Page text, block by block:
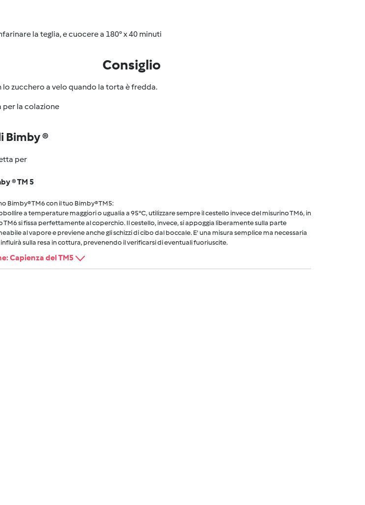
la teglia, e cuocere a 180° x 40 minuti
Consiglio
lo zucchero a velo quando la torta è fredda.
per la colazione
Bimby ®
per
® TM 5
Bimby® TM6 con il tuo Bimby® TM5:
a temperature maggiori o ugualia a 95°C, utilizzare sempre il cestello invece del misurino TM6, in
TM6 si fissa perfettamente al coperchio. Il cestello, invece, si appoggia liberamente sulla parte
al vapore e previene anche gli schizzi di cibo dal boccale. E' una misura semplice ma necessaria
sulla resa in cottura, prevenendo il verificarsi di eventuali fuoriuscite.
Capienza del TM5